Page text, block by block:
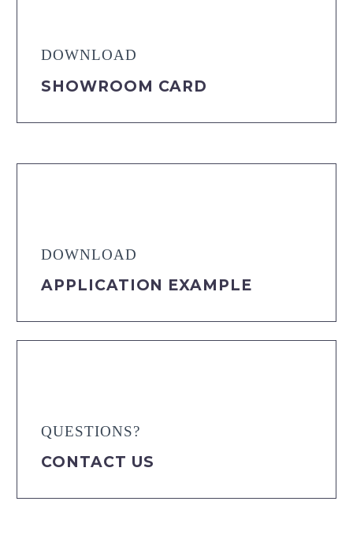
DOWNLOAD
SHOWROOM CARD
DOWNLOAD
APPLICATION EXAMPLE
QUESTIONS?
CONTACT US